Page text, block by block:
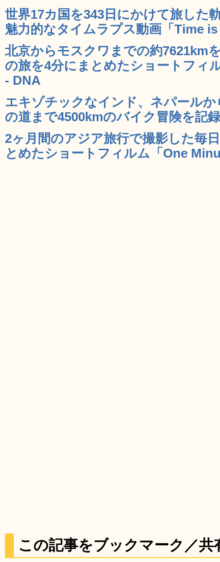
世界17カ国を343日にかけて旅した
魅力的なタイムラプス動画「Time
北京からモスクワまでの約7621km
の旅を4分にまとめたショートフィ
- DNA
エキゾチックなインド、ネパール
の道まで4500kmのバイク冒険を記
2ヶ月間のアジア旅行で撮影した毎
とめたショートフィルム「One
この記事をブックマーク／共